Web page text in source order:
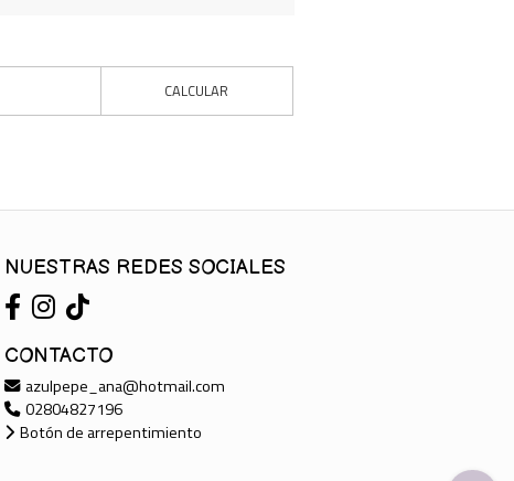
CALCULAR
NUESTRAS REDES SOCIALES
CONTACTO
azulpepe_ana@hotmail.com
02804827196
Botón de arrepentimiento